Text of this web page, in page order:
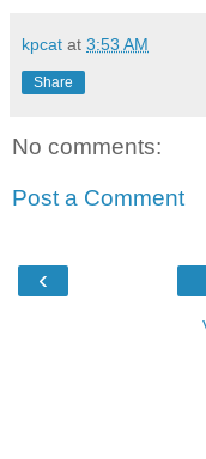
kpcat at 3:53 AM
Share
No comments:
Post a Comment
‹